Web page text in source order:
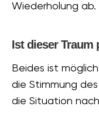
Wiederholung ab.
Ist dieser Traum
Beides ist
die Stimmung
die Situation